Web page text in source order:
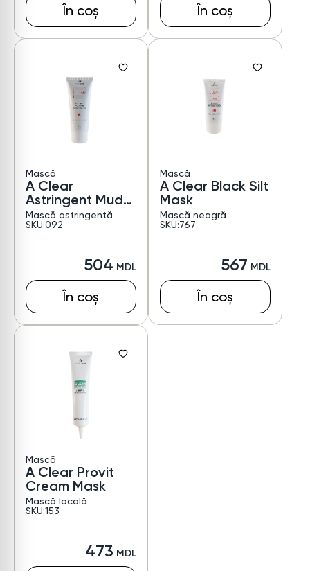
În coș În coș
Mască
A Clear
Astringent Mud
Mask
Mască astringentă
SKU:092
504
În coș
Mască
A Clear Black Silt
Mask
Mască neagră
SKU:767
567
În coș
Mască
A Clear Provit
Cream Mask
Mască locală
SKU:153
473